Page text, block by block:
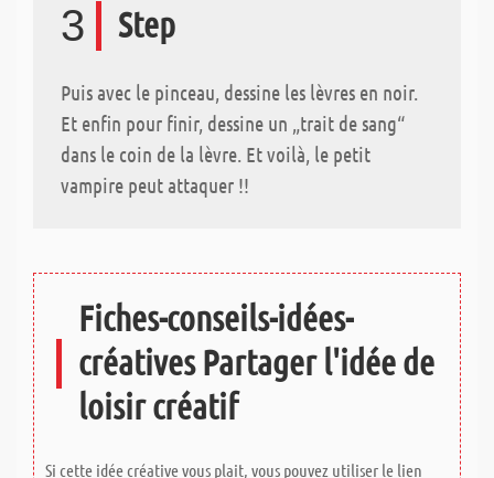
3 Step
Puis avec le pinceau, dessine les lèvres en noir.
Et enfin pour finir, dessine un „trait de sang“
dans le coin de la lèvre. Et voilà, le petit
vampire peut attaquer !!
Fiches-conseils-idées-
créatives Partager l'idée de
loisir créatif
Si cette idée créative vous plait, vous pouvez utiliser le lien